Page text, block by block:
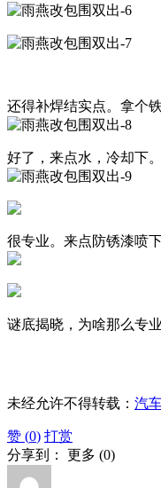
还得补焊结实点。拿个
好了，来点水，冷却下。
很专业。来点防锈漆喷
谜底揭晓，为啥那么专
未经允许不得转载： 汽
赞 (0) 打赏
分享到： 更多 (0)